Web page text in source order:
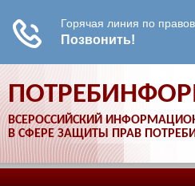
ВСЕРОССИЙСКИЙ
В СФЕРЕ ЗАЩИТЫ ПРАВ